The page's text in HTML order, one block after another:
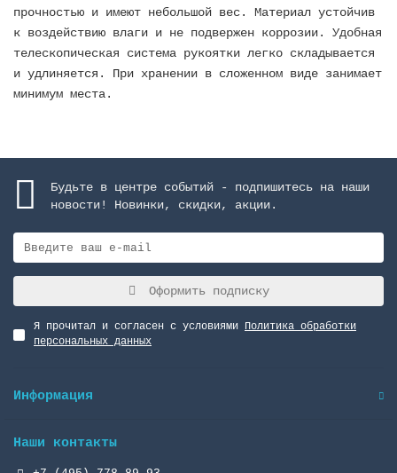
прочностью и имеют небольшой вес. Материал устойчив
к воздействию влаги и не подвержен коррозии. Удобная
телескопическая система рукоятки легко складывается
и удлиняется. При хранении в сложенном виде занимает
минимум места.
Будьте в центре событий - подпишитесь на наши
новости! Новинки, скидки, акции.
Оформить подписку
Я прочитал и согласен с условиями Политика обработки
персональных данных
Информация
Наши контакты